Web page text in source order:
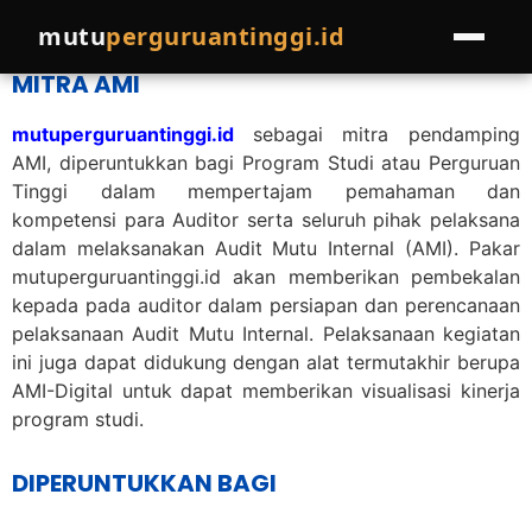
mutuperguruantinggi.id
LAYANAN
Pelatihan
Pendampingan
EVENTS
PROGRAM LAINNYA
Join Pakar
Referral Program
COMPRO
BLOG
MITRA AMI
mutuperguruantinggi.id sebagai mitra pendamping
AMI, diperuntukkan bagi Program Studi atau Perguruan
Tinggi dalam mempertajam pemahaman dan
kompetensi para Auditor serta seluruh pihak pelaksana
dalam melaksanakan Audit Mutu Internal (AMI). Pakar
mutuperguruantinggi.id akan memberikan pembekalan
kepada pada auditor dalam persiapan dan perencanaan
pelaksanaan Audit Mutu Internal. Pelaksanaan kegiatan
ini juga dapat didukung dengan alat termutakhir berupa
AMI-Digital untuk dapat memberikan visualisasi kinerja
program studi.
DIPERUNTUKKAN BAGI